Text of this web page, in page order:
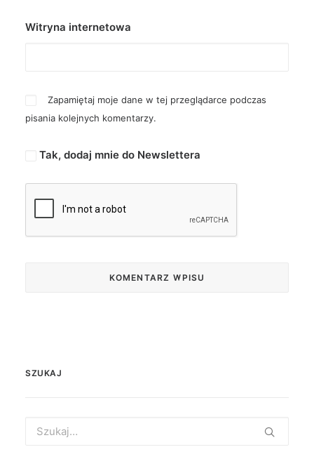
Witryna internetowa
Zapamiętaj moje dane w tej przeglądarce podczas
pisania kolejnych komentarzy.
Tak, dodaj mnie do Newslettera
SZUKAJ
for: